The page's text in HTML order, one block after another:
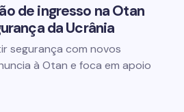
de ingresso na Otan
da Ucrânia
segurança com novos
à Otan e foca em apoio